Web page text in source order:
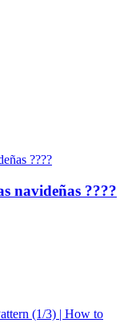
navideñas ????